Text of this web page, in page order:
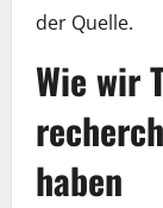
der Quelle.
Wie wir
haben